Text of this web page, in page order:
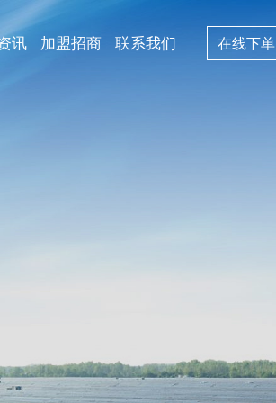
讯 加盟招商 联系我们 在线下单